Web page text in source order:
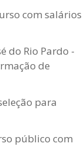
com salários
do Rio Pardo -
de
para
público com